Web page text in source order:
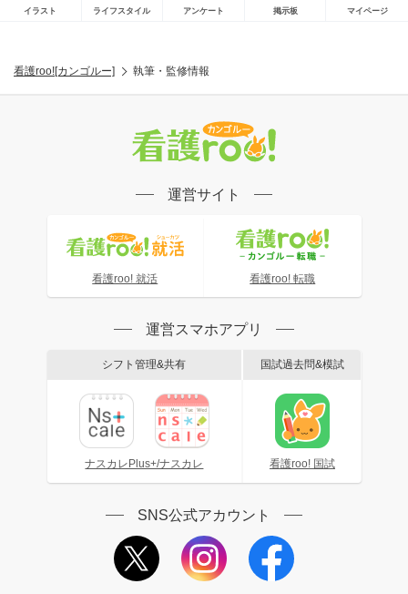
イラスト ライフスタイル アンケート 掲示板 マイページ
看護roo![カンゴルー] 執筆・監修情報
運営サイト
看護roo! 就活 看護roo! 転職
運営スマホアプリ
シフト管理&共有
ナスカレPlus+/ナスカレ
国試過去問&模試
看護roo! 国試
SNS公式アカウント